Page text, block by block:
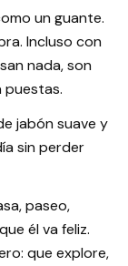
un guante.
Incluso con
nada, son
puestas.
jabón suave y
sin perder
paseo,
él va feliz.
que explore,